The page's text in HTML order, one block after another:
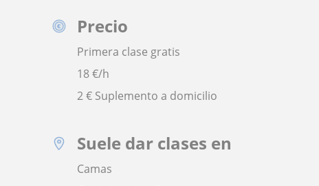
Precio
Primera clase gratis
18€/h
2 € Suplemento a domicilio
Suele dar clases en
Camas